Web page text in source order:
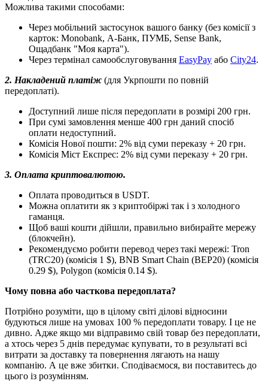
Можлива такими способами:
Через мобільний застосунок вашого банку (без комісії з
карток: Monobank, А-Банк, ПУМБ, Sense Bank,
Ощадбанк "Моя карта").
Через термінал самообслуговування EasyPay або City24.
2. Накладений платіж (для Укрпошти по повній
передоплаті).
Доступний лише після передоплати в розмірі 200 грн.
При сумі замовлення менше 400 грн даний спосіб
оплати недоступний.
Комісія Нової пошти: 2% від суми переказу + 20 грн.
Комісія Міст Експрес: 2% від суми переказу + 20 грн.
3. Оплата криптовалютою.
Оплата проводиться в USDT.
Можна оплатити як з криптобіржі так і з холодного
гаманця.
Щоб ваші кошти дійшли, правильно вибирайте мережу
(блокчейн).
Рекомендуємо робити перевод через такі мережі: Tron
(TRC20) (комісія 1 $), BNB Smart Chain (BEP20) (комісія
0.29 $), Polygon (комісія 0.14 $).
Чому повна або часткова передоплата?
Потрібно розуміти, що в цілому світі ділові відносини
будуються лише на умовах 100 % передоплати товару. І це не
дивно. Адже якщо ми відправимо свій товар без передоплати,
а хтось через 5 днів передумає купувати, то в результаті всі
витрати за доставку та повернення лягають на нашу
компанію. А це вже збитки. Сподіваємося, ви поставитесь до
цього із розумінням.